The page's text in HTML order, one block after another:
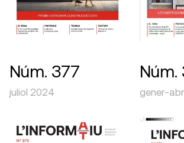
Núm. 377
juliol 2024
Núm.
gener-